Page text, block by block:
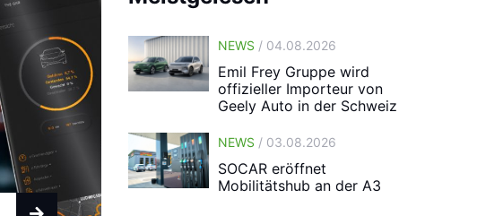
NEWS / 04.08.2026
Emil Frey Gruppe wird
offizieller Importeur von
Geely Auto in der Schweiz
NEWS / 03.08.2026
SOCAR eröffnet
Mobilitätshub an der A3